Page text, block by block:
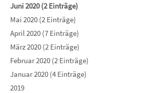
Juni 2020 (2 Einträge)
Mai 2020 (2 Einträge)
April 2020 (7 Einträge)
März 2020 (2 Einträge)
Februar 2020 (2 Einträge)
Januar 2020 (4 Einträge)
2019